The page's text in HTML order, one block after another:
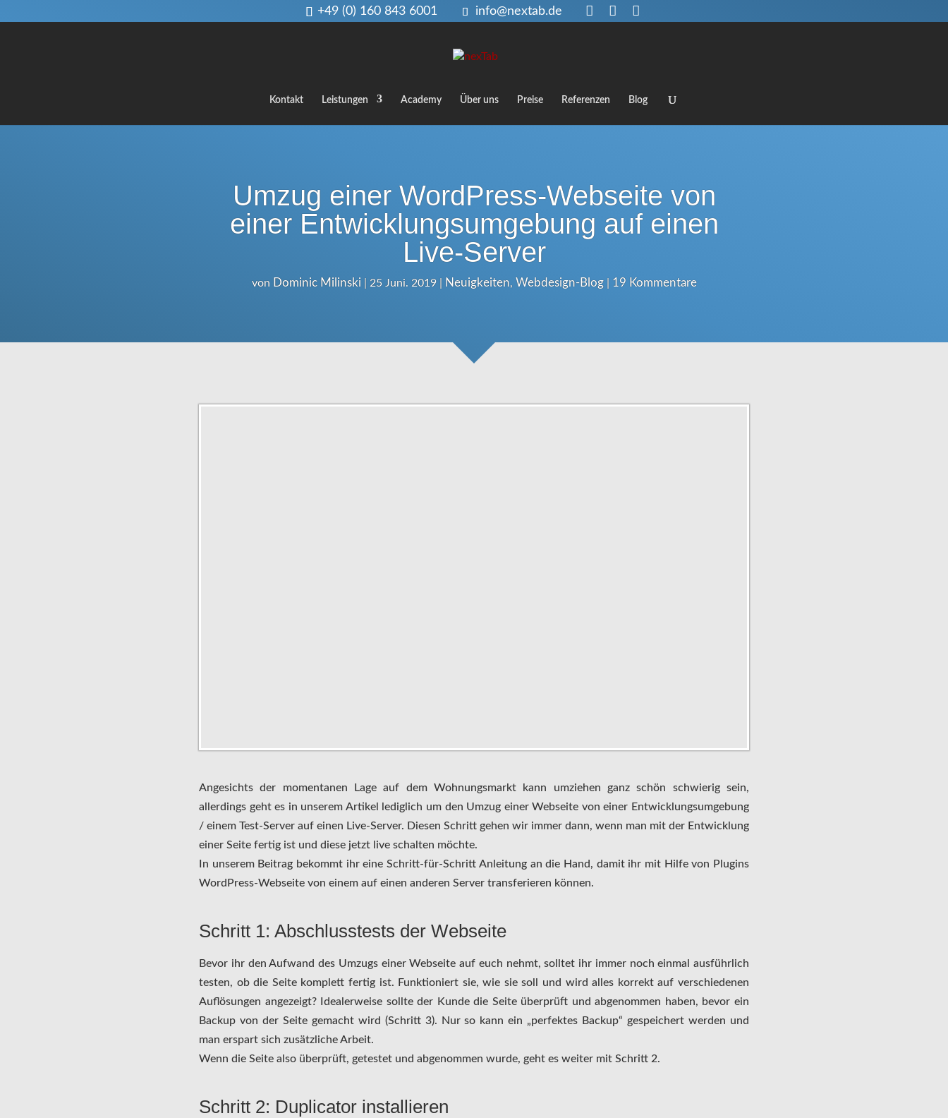
+49 (0) 160 843 6001 info@nextab.de
Kontakt Leistungen Academy Über uns Preise Referenzen Blog
Umzug einer WordPress-Webseite von
einer Entwicklungsumgebung auf einen
Live-Server
von Dominic Milinski 25 Juni. 2019| Neuigkeiten, Webdesign-Blog| 19 Kommentare
Angesichts der momentanen Lage auf dem Wohnungsmarkt kann umziehen ganz schön schwierig sein,
allerdings geht es in unserem Artikel lediglich um den Umzug einer Webseite von einer Entwicklungsumgebung
/ einem Test-Server auf einen Live-Server. Diesen Schritt gehen wir immer dann, wenn man mit der Entwicklung
einer Seite fertig ist und diese jetzt live schalten möchte.
In unserem Beitrag bekommt ihr eine Schritt-für-Schritt Anleitung an die Hand, damit ihr mit Hilfe von Plugins
WordPress-Webseite von einem auf einen anderen Server transferieren können.
Schritt 1: Abschlusstests der Webseite
Bevor ihr den Aufwand des Umzugs einer Webseite auf euch nehmt, solltet ihr immer noch einmal ausführlich
testen, ob die Seite komplett fertig ist. Funktioniert sie, wie sie soll und wird alles korrekt auf verschiedenen
Auflösungen angezeigt? Idealerweise sollte der Kunde die Seite überprüft und abgenommen haben, bevor ein
Backup von der Seite gemacht wird (Schritt 3). Nur so kann ein „perfektes Backup“ gespeichert werden und
man erspart sich zusätzliche Arbeit.
Wenn die Seite also überprüft, getestet und abgenommen wurde, geht es weiter mit Schritt 2.
Schritt 2: Duplicator installieren